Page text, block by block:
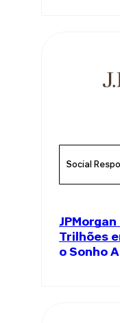
Social
Trilhões
o Sonho